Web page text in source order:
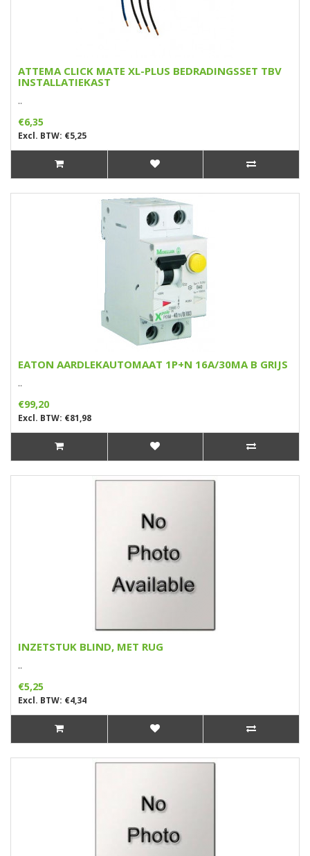
ATTEMA CLICK MATE XL-PLUS BEDRADINGSSET TBV
INSTALLATIEKAST
..
€6,35
Excl. BTW: €5,25
EATON AARDLEKAUTOMAAT 1P+N 16A/30MA B GRIJS
..
€99,20
Excl. BTW: €81,98
INZETSTUK BLIND, MET RUG
..
€5,25
Excl. BTW: €4,34